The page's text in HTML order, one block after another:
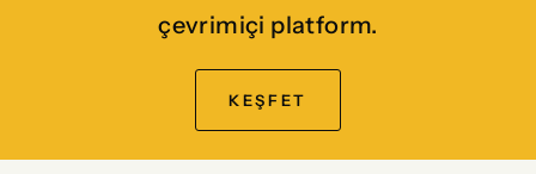
çevrimiçi platform.
KEŞFET